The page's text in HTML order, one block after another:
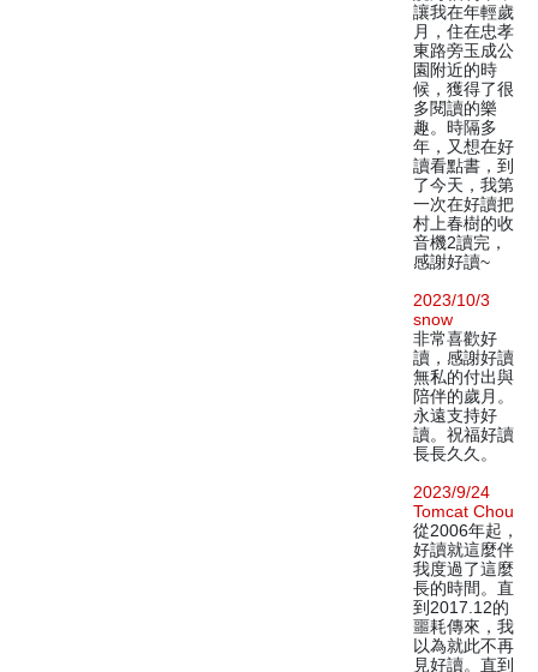
讓我在年輕歲
月，住在忠孝
東路旁玉成公
園附近的時
候，獲得了很
多閱讀的樂
趣。時隔多
年，又想在好
讀看點書，到
了今天，我第
一次在好讀把
村上春樹的收
音機2讀完，
感謝好讀~
2023/10/3
snow
非常喜歡好
讀，感謝好讀
無私的付出與
陪伴的歲月。
永遠支持好
讀。祝福好讀
長長久久。
2023/9/24
Tomcat Chou
從2006年起，
好讀就這麼伴
我度過了這麼
長的時間。直
到2017.12的
噩耗傳來，我
以為就此不再
見好讀。直到